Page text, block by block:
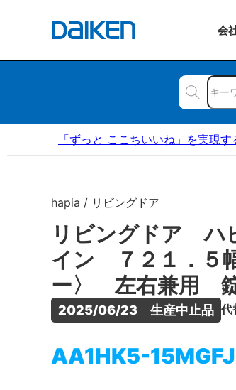
会
「ずっと ここちいいね」を実現
hapia / リビングドア
リビングドア
イン ７２１．５
ー〉 左右兼用
2025/06/23　生産中止品 代
AA1HK5-